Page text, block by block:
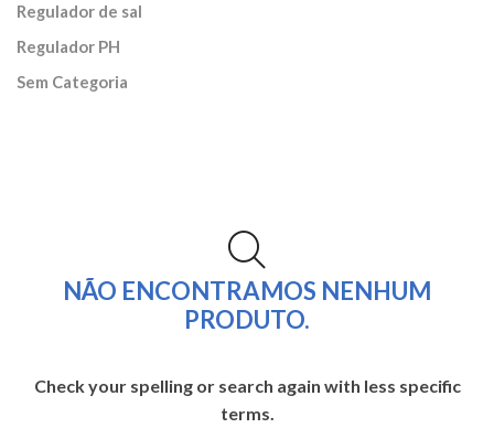
NÃO ENCONTRAMOS NENHUM
PRODUTO.
Check your spelling or search again with less specific
terms.
Regulador de sal
Regulador PH
Sem Categoria